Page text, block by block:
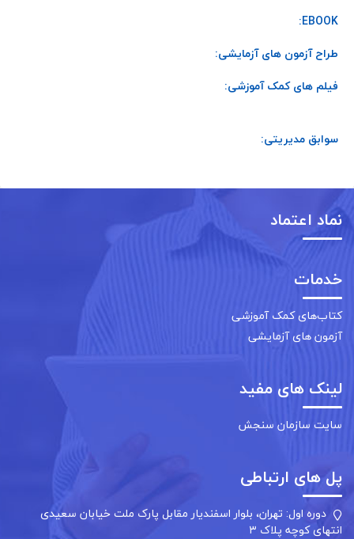
EBOOK:
طراح آزمون های آزمایشی:
فیلم های کمک آموزشی:
سوابق مدیریتی:
نماد اعتماد
خدمات
کتاب‌های کمک آموزشی
آزمون های آزمایشی
لینک های مفید
سایت سازمان سنجش
پل های ارتباطی
دوره اول: تهران، بلوار اسفندیار مقابل پارک ملت خیابان سعیدی
انتهای کوچه پلاک ۳